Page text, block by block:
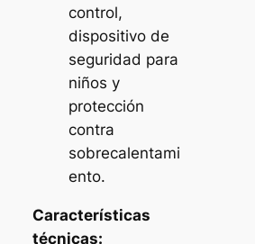
control,
dispositivo de
seguridad para
niños y
protección
contra
sobrecalentami
ento.
Características
técnicas: